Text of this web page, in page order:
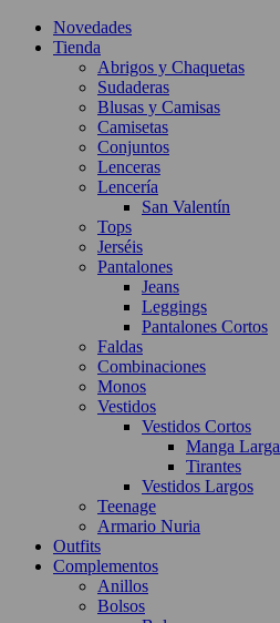
Novedades
Tienda
Abrigos y Chaquetas
Sudaderas
Blusas y Camisas
Camisetas
Conjuntos
Lenceras
Lencería
San Valentín
Tops
Jerséis
Pantalones
Jeans
Leggings
Pantalones Cortos
Faldas
Combinaciones
Monos
Vestidos
Vestidos Cortos
Manga Larga
Tirantes
Vestidos Largos
Teenage
Armario Nuria
Outfits
Complementos
Anillos
Bolsos